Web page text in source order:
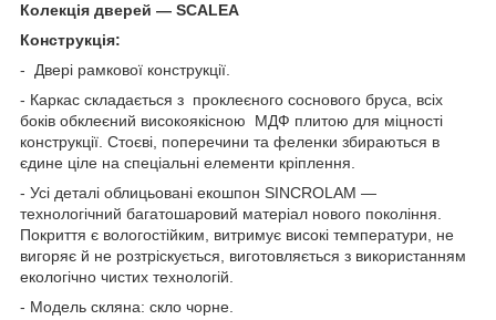
Колекція дверей — SCALEA
Конструкція:
- Двері рамкової конструкції.
- Каркас складається з проклеєного соснового бруса, всіх
боків обклеєний високоякісною МДФ плитою для міцності
конструкції. Стоєві, поперечини та феленки збираються в
єдине ціле на спеціальні елементи кріплення.
- Усі деталі облицьовані екошпон SINCROLAM —
технологічний багатошаровий матеріал нового покоління.
Покриття є вологостійким, витримує високі температури, не
вигоряє й не розтріскується, виготовляється з використанням
екологічно чистих технологій.
- Модель скляна: скло чорне.